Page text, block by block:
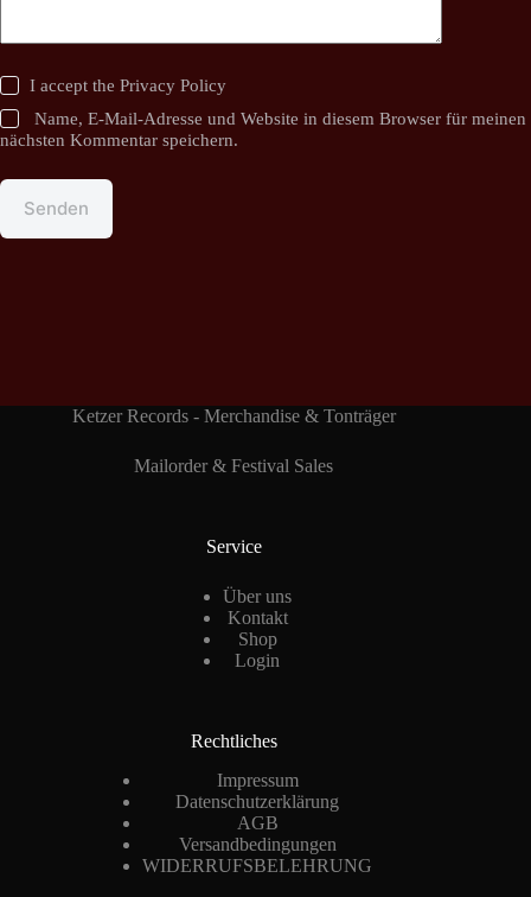
I accept thePrivacy Policy
Name, E-Mail-Adresse und Website in diesem Browser für meinen
nächsten Kommentar speichern.
Senden
Ketzer Records - Merchandise & Tonträger
Mailorder & Festival Sales
Service
Über uns
Kontakt
Shop
Login
Rechtliches
Impressum
Datenschutzerklärung
AGB
Versandbedingungen
WIDERRUFSBELEHRUNG